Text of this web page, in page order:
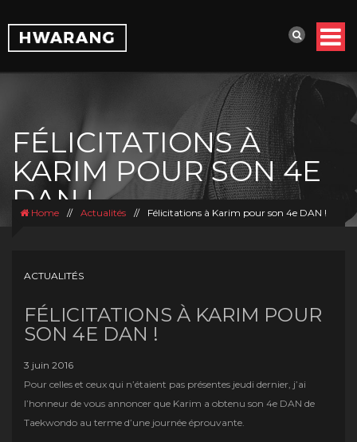
FÉLICITATIONS À
KARIM POUR SON 4E
DAN !
Home // Actualités // Félicitations à Karim pour son 4e DAN !
ACTUALITÉS
FÉLICITATIONS À KARIM POUR
SON 4E DAN !
3 juin 2016
Pour celles et ceux qui n’étaient pas présentes jeudi dernier, j’ai
l’honneur de vous annoncer que Karim a obtenu son 4e DAN de
Taekwondo au terme d’une journée éprouvante.